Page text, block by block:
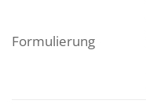
Formulierung